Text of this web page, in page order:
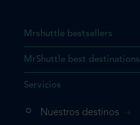
el producto que busca ya
vaya directamente a su
Mrshuttle bestsellers
MrShuttle best destinations
Servicios
Nuestros destinos